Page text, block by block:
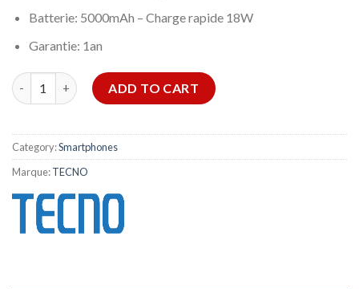
Batterie: 5000mAh – Charge rapide 18W
Garantie: 1an
SMARTPHONE TECNO SPARK 20 8GO 256GO - BLEU quantity
ADD TO CART
Category:Smartphones
Marque:TECNO